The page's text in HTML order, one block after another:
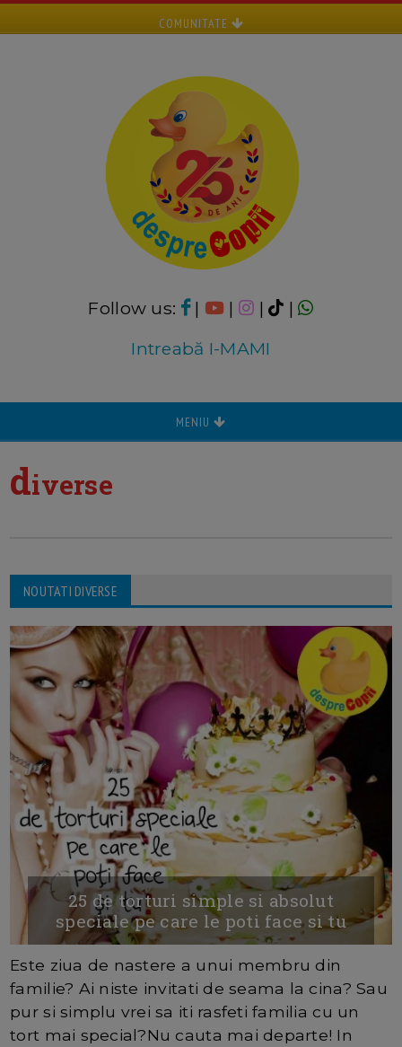
COMUNITATE
Follow us: | | |
|
Intreabă I-MAMI
MENIU
diverse
NOUTATI DIVERSE
25 de torturi simple si absolut
speciale pe care le poti face si tu
Este ziua de nastere a unui membru din
familie? Ai niste invitati de seama la cina? Sau
pur si simplu vrei sa iti rasfeti familia cu un
tort mai special?Nu cauta mai departe! In